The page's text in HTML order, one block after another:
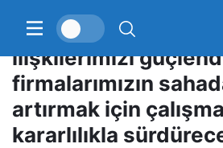
Bakan Bolat: “Libya
ilişkilerimizi
firmalarımızın
artırmak için
kararlılıkla